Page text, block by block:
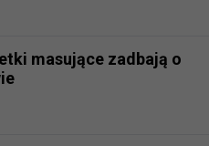
masujące zadbają o